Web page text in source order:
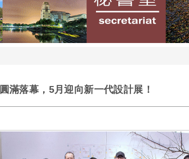
滿落幕，5月迎向新一代設計展！